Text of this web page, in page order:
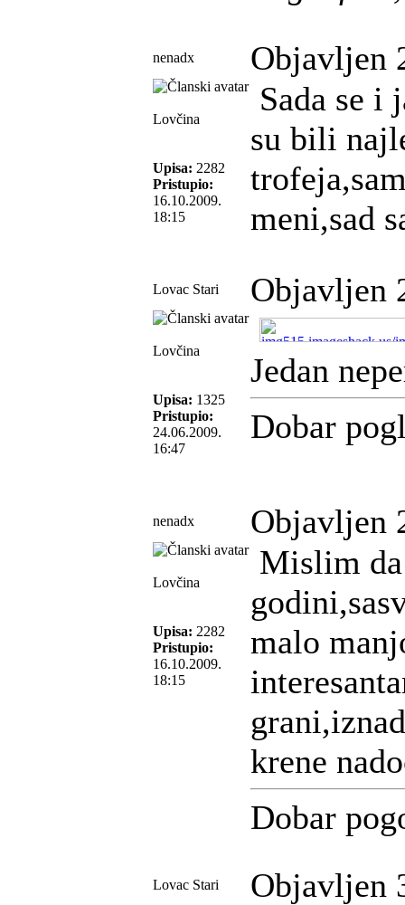
nenadx Objavljen
Lovčina
Upisa: 2282
Pristupio:
16.10.2009.
18:15
Sada se i
su bili
meni,sad
Lovac Stari Objavljen
Lovčina
Upisa: 1325
Pristupio:
24.06.2009.
16:47
Jedan
Dobar
nenadx Objavljen
Lovčina
Upisa: 2282
Pristupio:
16.10.2009.
18:15
Mislim
malo
krene
Dobar
Lovac Stari Objavljen